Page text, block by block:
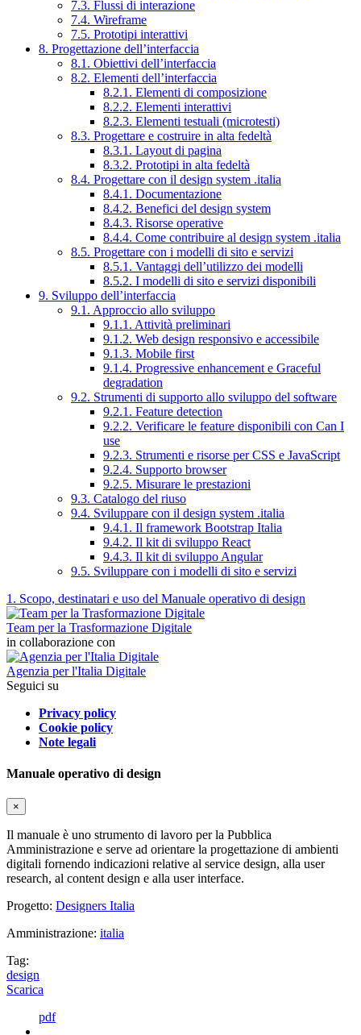
7.3. Flussi di interazione
7.4. Wireframe
7.5. Prototipi interattivi
8. Progettazione dell’interfaccia
8.1. Obiettivi dell’interfaccia
8.2. Elementi dell’interfaccia
8.2.1. Elementi di composizione
8.2.2. Elementi interattivi
8.2.3. Elementi testuali (microtesti)
8.3. Progettare e costruire in alta fedeltà
8.3.1. Layout di pagina
8.3.2. Prototipi in alta fedeltà
8.4. Progettare con il design system .italia
8.4.1. Documentazione
8.4.2. Benefici del design system
8.4.3. Risorse operative
8.4.4. Come contribuire al design system .italia
8.5. Progettare con i modelli di sito e servizi
8.5.1. Vantaggi dell’utilizzo dei modelli
8.5.2. I modelli di sito e servizi disponibili
9. Sviluppo dell’interfaccia
9.1. Approccio allo sviluppo
9.1.1. Attività preliminari
9.1.2. Web design responsivo e accessibile
9.1.3. Mobile first
9.1.4. Progressive enhancement e Graceful
degradation
9.2. Strumenti di supporto allo sviluppo del software
9.2.1. Feature detection
9.2.2. Verificare le feature disponibili con Can I
use
9.2.3. Strumenti e risorse per CSS e JavaScript
9.2.4. Supporto browser
9.2.5. Misurare le prestazioni
9.3. Catalogo del riuso
9.4. Sviluppare con il design system .italia
9.4.1. Il framework Bootstrap Italia
9.4.2. Il kit di sviluppo React
9.4.3. Il kit di sviluppo Angular
9.5. Sviluppare con i modelli di sito e servizi
1. Scopo, destinatari e uso del Manuale operativo di design
Team per la Trasformazione Digitale
in collaborazione con
Agenzia per l'Italia Digitale
Seguici su
Privacy policy
Cookie policy
Note legali
Manuale operativo di design
×
Il manuale è uno strumento di lavoro per la Pubblica
Amministrazione e serve ad orientare la progettazione di ambienti
digitali fornendo indicazioni relative al service design, alla user
research, al content design e alla user interface.
Progetto: Designers Italia
Amministrazione: italia
Tag:
design
Scarica
pdf